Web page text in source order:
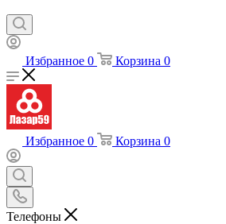
Избранное 0 Корзина 0
Избранное 0 Корзина 0
Телефоны